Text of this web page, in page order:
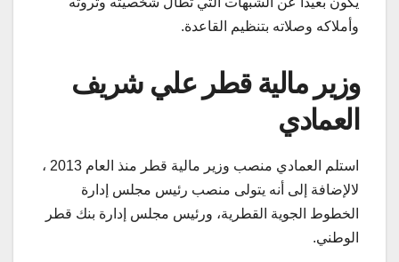
وأملاكه وصلاته بتنظيم القاعدة.
وزير مالية قطر علي شريف
العمادي
استلم العمادي منصب وزير مالية قطر منذ العام 2013 ،
لالإضافة إلى أنه يتولى منصب رئيس مجلس إدارة
الخطوط الجوية القطرية، ورئيس مجلس إدارة بنك قطر
الوطني.